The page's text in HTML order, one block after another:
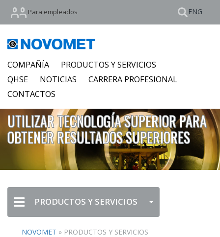
Para empleados ENG
COMPAÑÍA
PRODUCTOS Y SERVICIOS
QHSE
NOTICIAS
CARRERA PROFESIONAL
CONTACTOS
UTILIZAR TECNOLOGÍA SUPERIOR PARA
OBTENER RESULTADOS SUPERIORES
PRODUCTOS Y SERVICIOS
NOVOMET » PRODUCTOS Y SERVICIOS